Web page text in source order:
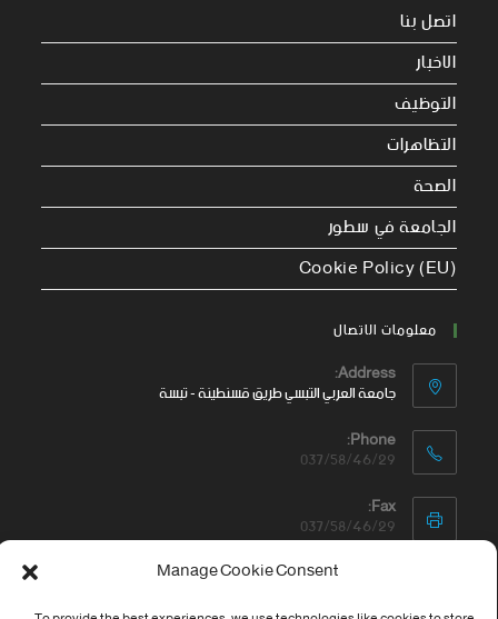
Manage Cookie Consent
اتصل بنا
الاخبار
التوظيف
التظاهرات
الصحة
الجامعة في سطور
Cookie Policy (EU)
معلومات الاتصال
Address:
جامعة العربي التبسي طريق قسنطينة - تبسة
Phone:
037/58/46/29
Fax:
037/58/46/29